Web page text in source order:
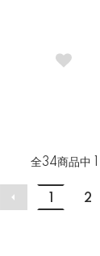
全34商品中
2